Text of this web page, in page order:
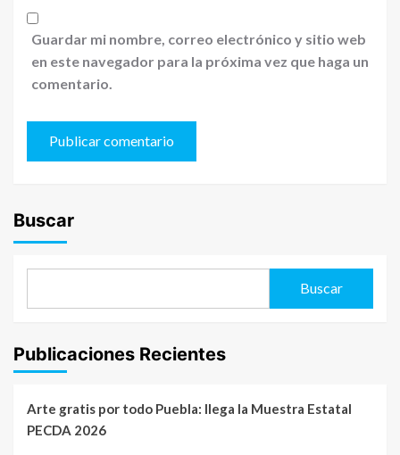
Guardar mi nombre, correo electrónico y sitio web
en este navegador para la próxima vez que haga un
comentario.
Buscar
Buscar
Publicaciones Recientes
Arte gratis por todo Puebla: llega la Muestra Estatal
PECDA 2026